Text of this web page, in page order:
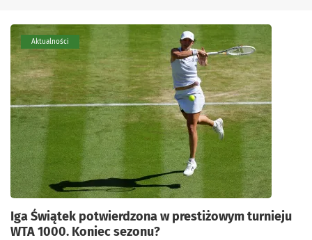
Aktualności
Iga Świątek potwierdzona w prestiżowym turnieju
WTA 1000. Koniec sezonu?